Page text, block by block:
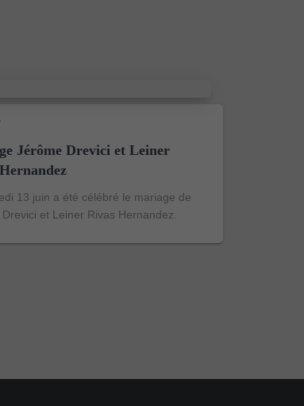
Jérôme Drevici et Leiner
13 juin a été célébré le mariage de
et Leiner Rivas Hernandez.